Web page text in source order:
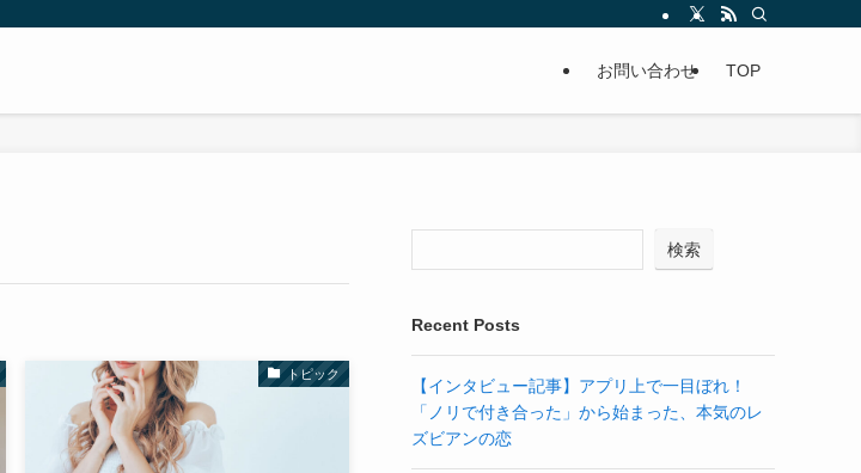
お問い合わせ TOP
トピック
検索
Recent Posts
【インタビュー記事】アプリ上で一目ぼれ！
「ノリで付き合った」から始まった、本気のレ
ズビアンの恋